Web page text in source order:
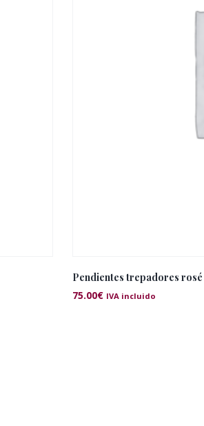
Pendientes trepadores rosé
75.00€ IVA incluido